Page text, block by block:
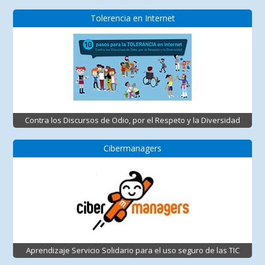
Tolerencia en Internet
Contra los Discursos de Odio, por el Respeto y la Diversidad
Cibermanagers
Aprendizaje Servicio Solidario para el uso seguro de las TIC